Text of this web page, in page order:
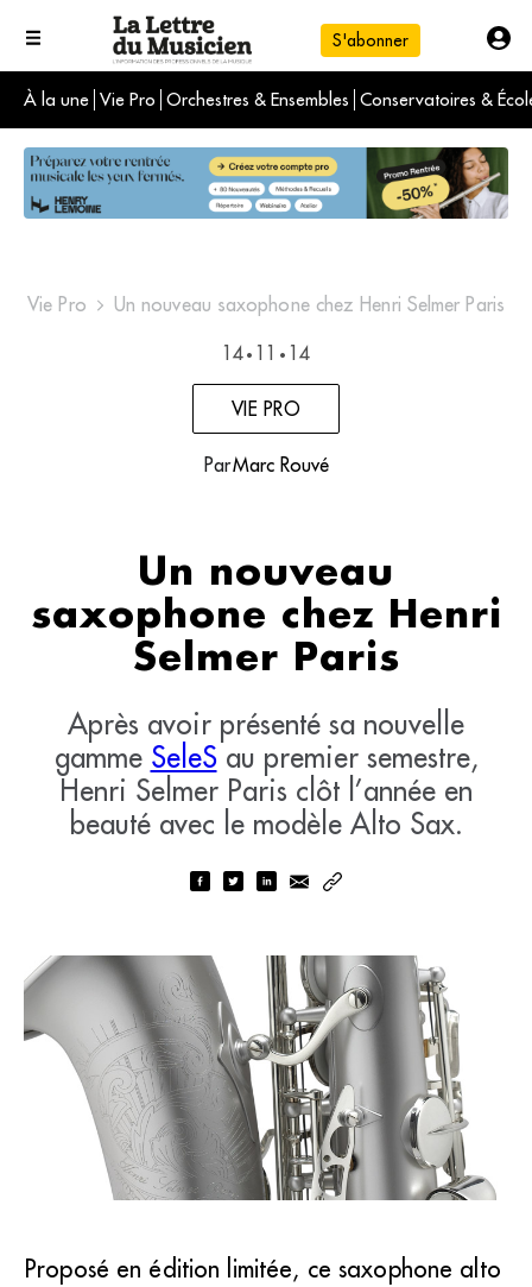
S'abonner
À la une Vie Pro Orchestres & Ensembles Conservatoires &
L'info du jour
Le numéro du mois
International
Vie Pro Un nouveau saxophone chez Henri Selmer Paris
14 • 11 • 14
VIE PRO
ParMarc Rouvé
Un nouveau
saxophone chez Henri
Selmer Paris
Après avoir présenté sa nouvelle
gamme SeleSau premier semestre,
Henri Selmer Paris clôt l’année en
beauté avec le modèle Alto Sax.
Proposé en édition limitée, ce saxophone alto